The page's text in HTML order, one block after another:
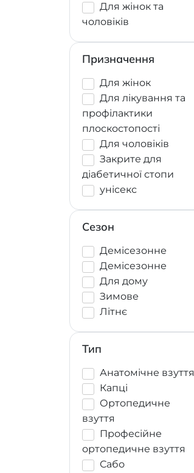
Для жінок та
чоловіків
Призначення
Для жінок
Для лікування та
профілактики
плоскостопості
Для чоловіків
Закрите для
діабетичної стопи
унісекс
Сезон
Демісезонне
Демісезонне
Для дому
Зимове
Літнє
Тип
Анатомічне взуття
Капці
Ортопедичне
взуття
Професійне
ортопедичне взуття
Сабо